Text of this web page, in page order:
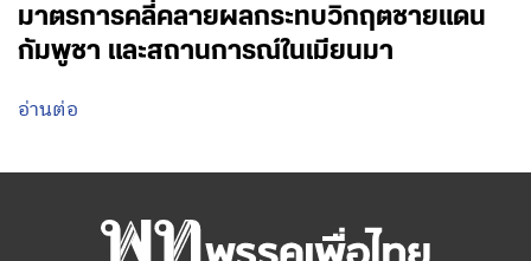
มาตรการคลี่คลายผลกระทบวิกฤตชายแดน
กัมพูชา และสถานการณ์ในเมียนมา
อ่านต่อ